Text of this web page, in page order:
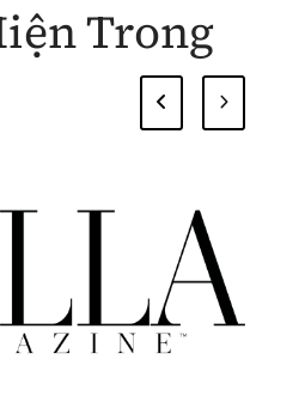
Trong